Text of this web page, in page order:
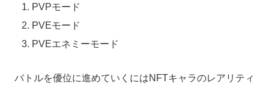
PVPモード
PVEモード
PVEエネミーモード
バトルを優位に進めていくにはNFTキャラのレアリティ